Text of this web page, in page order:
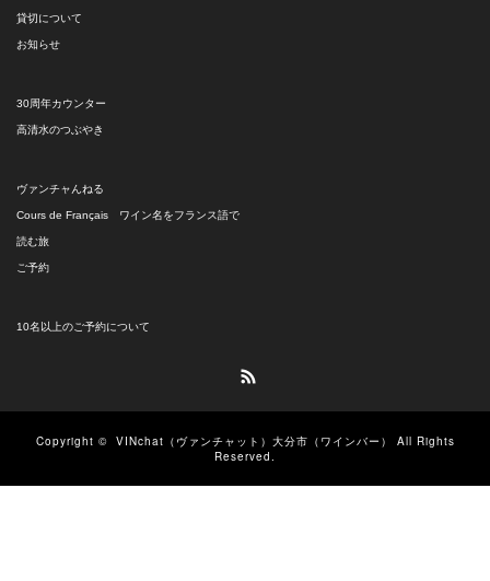
貸切について
お知らせ
30周年カウンター
高清水のつぶやき
ヴァンチャんねる
Cours de Français ワイン名をフランス語で
読む旅
ご予約
10名以上のご予約について
Copyright © VINchat（ヴァンチャット）大分市（ワインバー）
All Rights
Reserved.